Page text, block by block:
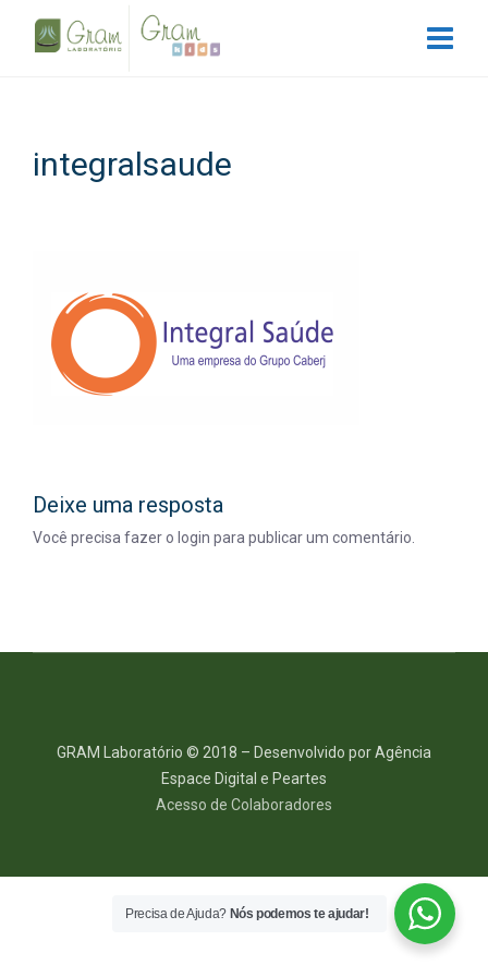
integralsaude
Deixe uma resposta
Você precisa fazer o login para publicar um comentário.
GRAM Laboratório © 2018 – Desenvolvido por Agência
Espace Digital e Peartes
Acesso de Colaboradores
Precisa de Ajuda? Nós podemos te ajudar!